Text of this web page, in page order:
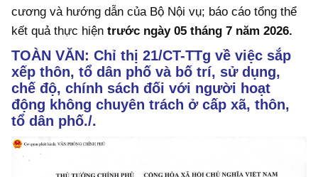
cương và hướng dẫn của Bộ Nội vụ; báo cáo tổng thể
kết quả thực hiện trước ngày 05 tháng 7 năm 2026.
TOÀN VĂN: Chỉ thị 21/CT-TTg về việc sắp
xếp thôn, tổ dân phố và bố trí, sử dụng,
chế độ, chính sách đối với người hoạt
động không chuyên trách ở cấp xã, thôn,
tổ dân phố./.